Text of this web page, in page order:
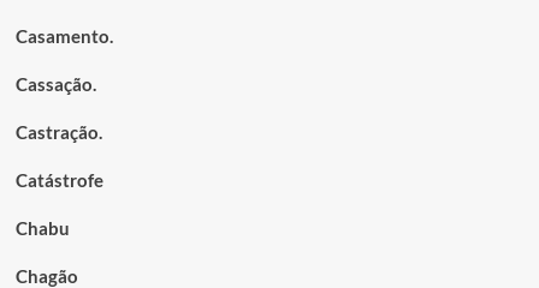
Casamento.
Cassação.
Castração.
Catástrofe
Chabu
Chagão